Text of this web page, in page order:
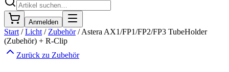
Anmelden
Start /Licht / Zubehör/Astera AX1/FP1/FP2/FP3 TubeHolder
(Zubehör) + R-Clip
Zurück zu Zubehör